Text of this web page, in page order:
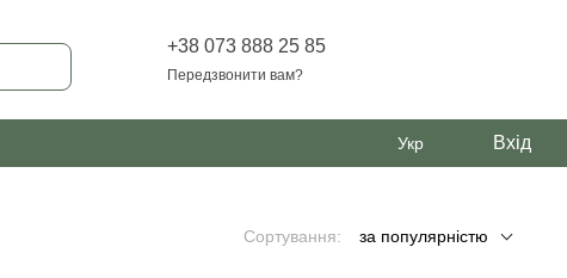
+38 073 888 25 85
Передзвонити вам?
Укр Вхід
Сортування: за популярністю